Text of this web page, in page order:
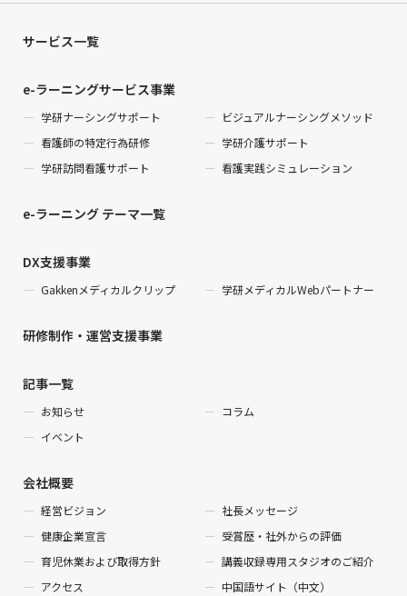
サービス一覧
e-ラーニングサービス事業
学研ナーシングサポート
ビジュアルナーシングメソッド
看護師の特定行為研修
学研介護サポート
学研訪問看護サポート
看護実践シミュレーション
e-ラーニング テーマ一覧
DX支援事業
Gakkenメディカルクリップ 学研メディカルWebパートナー
研修制作・運営支援事業
記事一覧
お知らせ
コラム
イベント
会社概要
経営ビジョン
社長メッセージ
健康企業宣言
受賞歴・社外からの評価
育児休業および取得方針
講義収録専用スタジオのご紹介
アクセス
中国語サイト（中文）